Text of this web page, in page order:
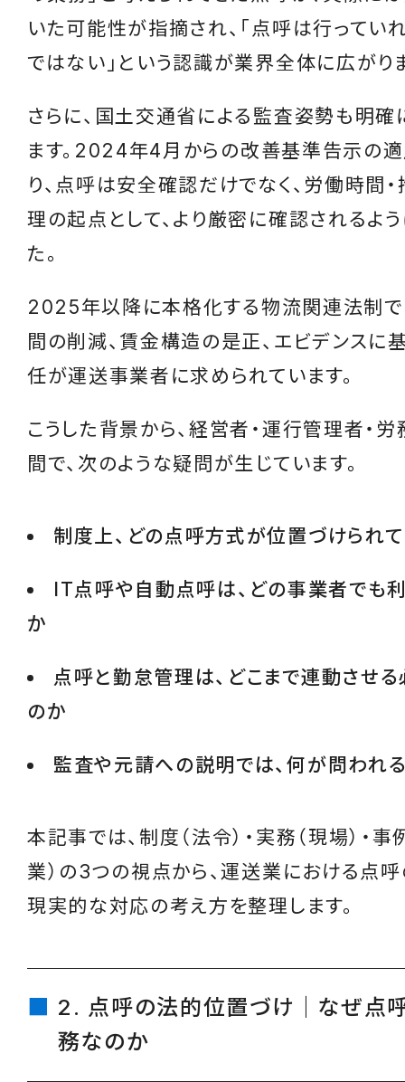
いた可能性が指摘され、「点呼は行ってい
ではない」という認識が業界全体に広がり
さらに、国土交通省による監査姿勢も明確
ます。2024年4月からの改善基準告示の
り、点呼は安全確認だけでなく、労働時間
理の起点として、より厳密に確認されるよ
た。
2025年以降に本格化する物流関連法制で
間の削減、賃金構造の是正、エビデンスに
任が運送事業者に求められています。
こうした背景から、経営者・運行管理者・
間で、次のような疑問が生じています。
制度上、どの点呼方式が位置づけられ
IT点呼や自動点呼は、どの事業者でも
か
点呼と勤怠管理は、どこまで連動させ
のか
監査や元請への説明では、何が問われ
本記事では、制度（法令）・実務（現場）・事
業）の3つの視点から、運送業における点呼
現実的な対応の考え方を整理します。
2. 点呼の法的位置づけ｜なぜ点
務なのか